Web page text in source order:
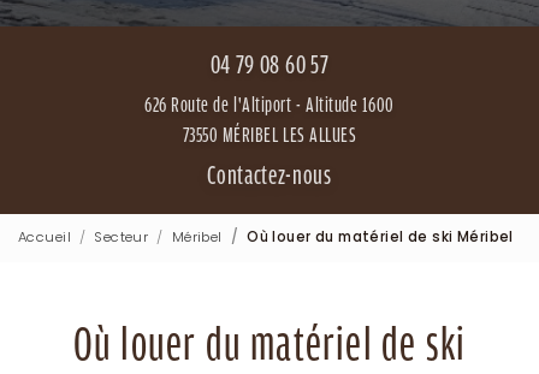
04 79 08 60 57
626 Route de l'Altiport - Altitude 1600
73550 MÉRIBEL LES ALLUES
Contactez-nous
Accueil Secteur Méribel Où louer du matériel de ski Méribel
Où louer du matériel de ski